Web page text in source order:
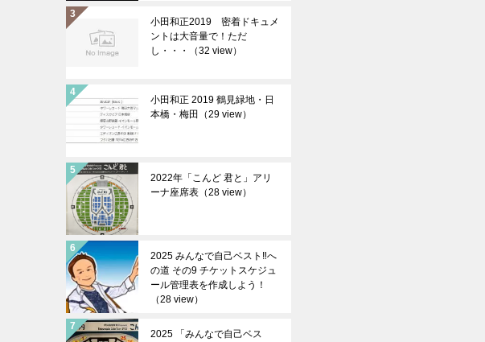
小田和正2019 密着ドキュメ
ントは大音量で！ただ
し・・・（32 view）
小田和正 2019 鶴見緑地・日
本橋・梅田（29 view）
2022年「こんど 君と」アリ
ーナ座席表（28 view）
2025 みんなで自己ベスト‼︎へ
の道 その9 チケットスケジュ
ール管理表を作成しよう！
（28 view）
2025 「みんなで自己ベス